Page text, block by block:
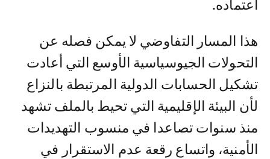
اعتماده.
هذا المسار التفاوضي لا يمكن فصله عن
التحولات الجيوسياسية الأوسع التي أعادت
تشكيل الحسابات الدولية المرتبطة بالنزاع
لأن البيئة الإقليمية التي تحيط بالملف تشهد
منذ سنوات تصاعدا في منسوب التهديدات
الأمنية، واتساع رقعة عدم الاستقرار في